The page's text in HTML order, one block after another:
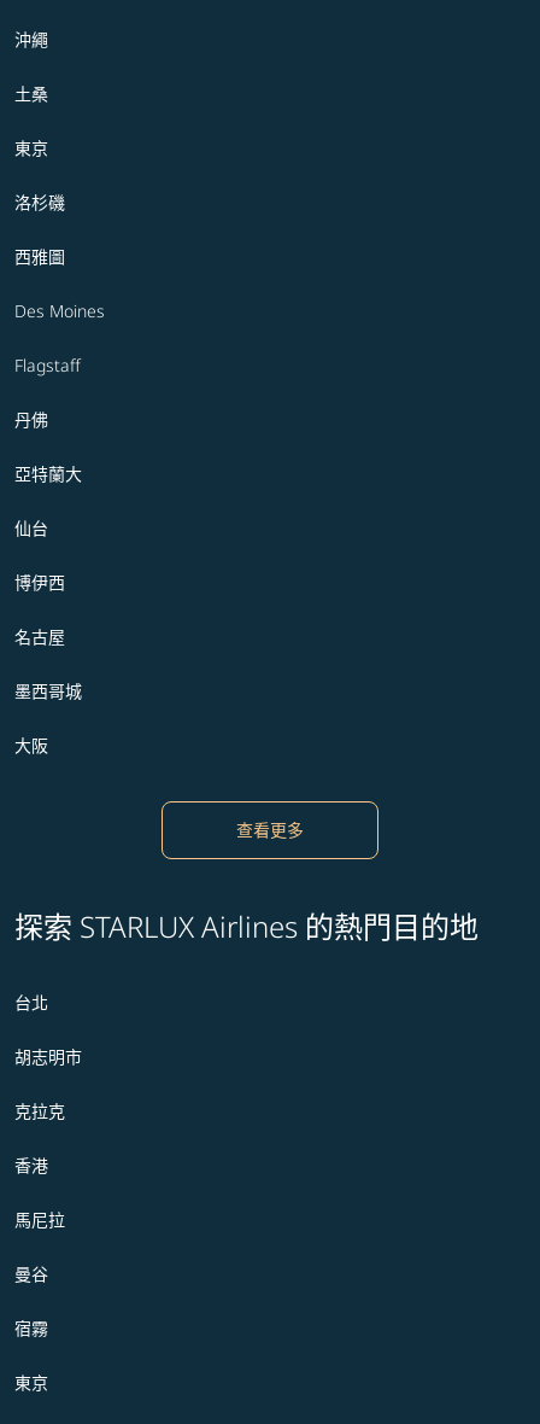
沖繩
土桑
東京
洛杉磯
西雅圖
Des Moines
Flagstaff
丹佛
亞特蘭大
仙台
博伊西
名古屋
墨西哥城
大阪
查看更多
探索 STARLUX Airlines 的熱門目的地
台北
胡志明市
克拉克
香港
馬尼拉
曼谷
宿霧
東京